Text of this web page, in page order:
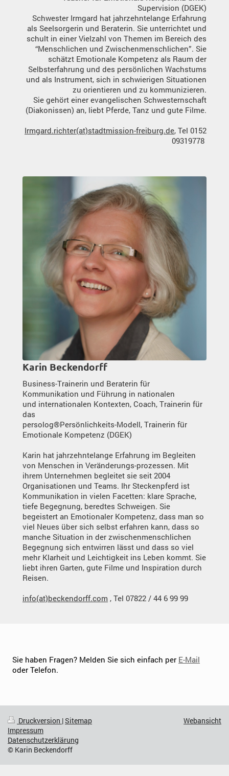
Supervision (DGEK)
Schwester Irmgard hat jahrzehntelange Erfahrung
als Seelsorgerin und Beraterin. Sie unterrichtet und
schult in einer Vielzahl von Themen im Bereich des
“Menschlichen und Zwischenmenschlichen”. Sie
schätzt Emotionale Kompetenz als Raum der
Selbsterfahrung und des persönlichen Wachstums
und als Instrument, sich in schwierigen Situationen
zu orientieren und zu kommunizieren.
Sie gehört einer evangelischen Schwesternschaft
(Diakonissen) an, liebt Pferde, Tanz und gute Filme.
Irmgard.richter(at)stadtmission-freiburg.de, Tel 0152
09319778
Karin Beckendorff
Business-Trainerin und Beraterin für
Kommunikation und Führung in nationalen
und internationalen Kontexten, Coach, Trainerin für
das
persolog®Persönlichkeits-Modell, Trainerin für
Emotionale Kompetenz (DGEK)
Karin hat jahrzehntelange Erfahrung im Begleiten
von Menschen in Veränderungs-prozessen. Mit
ihrem Unternehmen begleitet sie seit 2004
Organisationen und Teams. Ihr Steckenpferd ist
Kommunikation in vielen Facetten: klare Sprache,
tiefe Begegnung, beredtes Schweigen. Sie
begeistert an Emotionaler Kompetenz, dass man so
viel Neues über sich selbst erfahren kann, dass so
manche Situation in der zwischenmenschlichen
Begegnung sich entwirren lässt und dass so viel
mehr Klarheit und Leichtigkeit ins Leben kommt. Sie
liebt ihren Garten, gute Filme und Inspiration durch
Reisen.
info(at)beckendorff.com , Tel 07822 / 44 6 99 99
Sie haben Fragen? Melden Sie sich einfach per E-Mail
oder Telefon.
Druckversion |Sitemap
Impressum
Datenschutzerklärung
© Karin Beckendorff
Webansicht